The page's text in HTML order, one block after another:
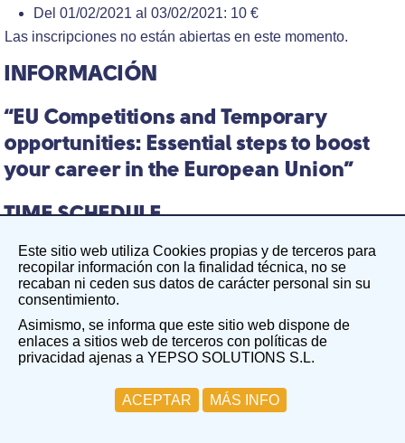
Del 01/02/2021 al 03/02/2021: 10 €
Las inscripciones no están abiertas en este momento.
INFORMACIÓN
“EU Competitions and Temporary
opportunities: Essential steps to boost
your career in the European Union”
TIME SCHEDULE
Wednesday - 03 February 2021, 19h00 - 20h15 h CEST.
In this special webinar...
1- Learn what contract opportunities you have available
to access the#EuropeanUnion
2- Learn about the competitions to become an EU
permanent official.
master to work for the European institutions.
Este sitio web utiliza Cookies propias y de terceros para
recopilar información con la finalidad técnica, no se
recaban ni ceden sus datos de carácter personal sin su
consentimiento.
Asimismo, se informa que este sitio web dispone de
enlaces a sitios web de terceros con políticas de
privacidad ajenas a YEPSO SOLUTIONS S.L.
ACEPTAR MÁS INFO